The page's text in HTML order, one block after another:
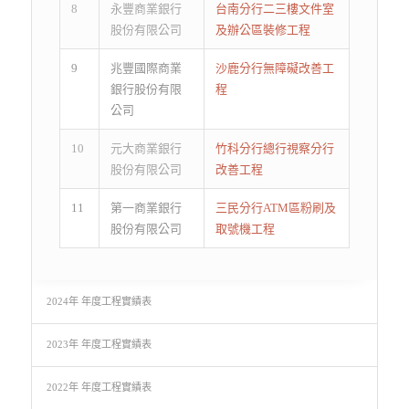
8
永豐商業銀行
股份有限公司
台南分行二三樓文件室
及辦公區裝修工程
9
兆豐國際商業
銀行股份有限
公司
沙鹿分行無障礙改善工
程
10
元大商業銀行
股份有限公司
竹科分行總行視察分行
改善工程
11
第一商業銀行
股份有限公司
三民分行ATM區粉刷及
取號機工程
2024年 年度工程實績表
2023年 年度工程實績表
2022年 年度工程實績表